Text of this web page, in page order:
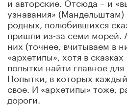
узнавания»
родных, полюбившихся
пришли из-за семи морей.
них (точнее, вчитываем в
«архетипы», хотя в
попытки найти главное для
Попытки, в которых
свое. И «архетипы» тоже,
дороги.